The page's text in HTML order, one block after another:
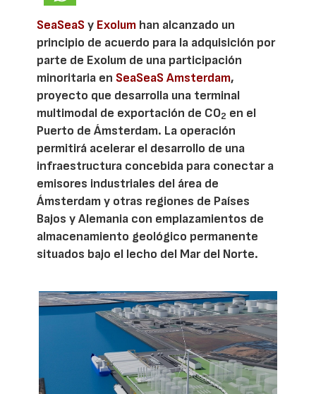
SeaSeaSy Exolum han alcanzado un
principio de acuerdo para la adquisición por
parte de Exolum de una participación
minoritaria en SeaSeaS Amsterdam,
proyecto que desarrolla una terminal
multimodal de exportación de CO2 en el
Puerto de Ámsterdam. La operación
permitirá acelerar el desarrollo de una
infraestructura concebida para conectar a
emisores industriales del área de
Ámsterdam y otras regiones de Países
Bajos y Alemania con emplazamientos de
almacenamiento geológico permanente
situados bajo el lecho del Mar del Norte.